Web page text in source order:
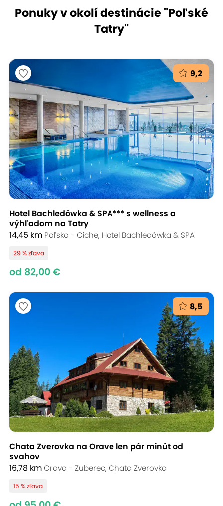
Ponuky v okolí destinácie "Poľské
Tatry"
9,2
Hotel Bachledówka & SPA*** s wellness a
výhľadom na Tatry
14,45 km Poľsko - Ciche, Hotel Bachledówka & SPA
29 % zľava
od 82,00 €
8,5
Chata Zverovka na Orave len pár minút od
svahov
16,78 kmOrava - Zuberec, Chata Zverovka
15 % zľava